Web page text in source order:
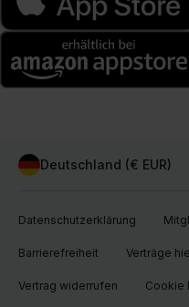
Deutschland (€ EUR)
Datenschutzerklärung
Barrierefreiheit Verträge
Vertrag widerrufen Cookie